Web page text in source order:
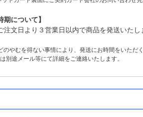
期について】
注文日より３営業日以内で商品を発送いたし
のやむを得ない事情により、発送にお時間をいただ
別途メール等にて詳細をご連絡いたします。